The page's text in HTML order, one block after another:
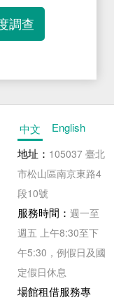
中文
English
地址： 105037 臺北
市松山區南京東路4
段10號
服務時間： 週一至
週五 上午8:30至下
午5:30，例假日及國
定假日休息
場館租借服務專